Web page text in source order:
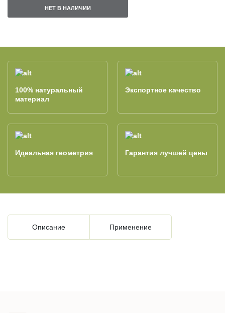
НЕТ В НАЛИЧИИ
100% натуральный
материал
Экспортное качество
Идеальная геометрия Гарантия лучшей цены
Описание Применение